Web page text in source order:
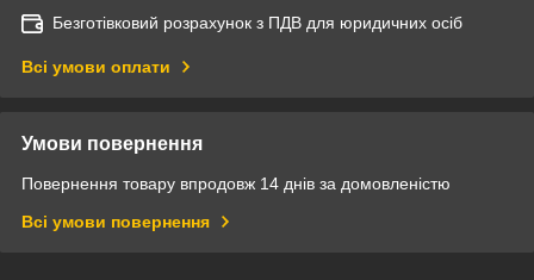
Безготівковий розрахунок з ПДВ для юридичних осіб
Всі умови оплати
Умови повернення
Повернення товару впродовж 14 днів за домовленістю
Всі умови повернення